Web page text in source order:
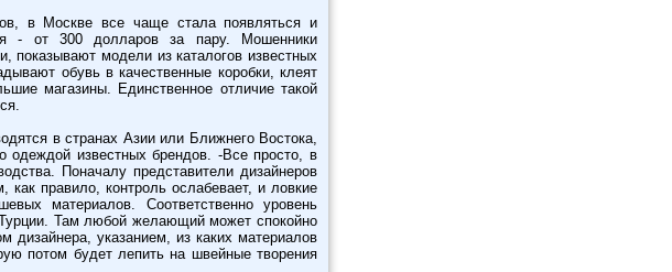
в Москве все чаще стала появляться и
- от 300 долларов за пару. Мошенники
модели из каталогов известных
обувь в качественные коробки, клеят
магазины. Единственное отличие такой
в странах Азии или Ближнего Востока,
одеждой известных брендов. -Все просто, в
Поначалу представители дизайнеров
как правило, контроль ослабевает, и ловкие
материалов. Соответственно уровень
Там любой желающий может спокойно
дизайнера, указанием, из каких материалов
потом будет лепить на швейные творения